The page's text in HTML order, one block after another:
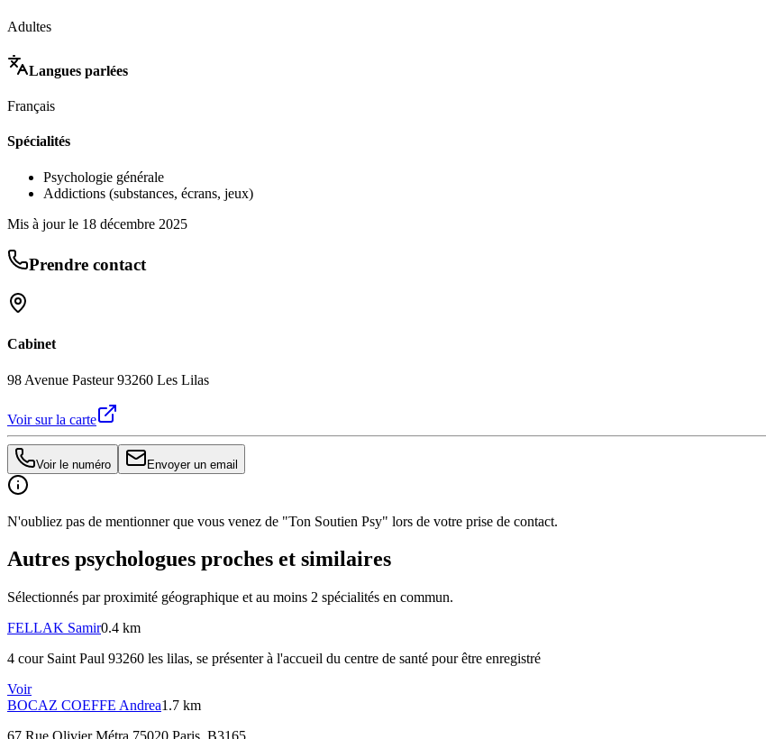
Adultes
Langues parlées
Français
Spécialités
Psychologie générale
Addictions (substances, écrans, jeux)
Mis à jour le 18 décembre 2025
Prendre contact
Cabinet
98 Avenue Pasteur 93260 Les Lilas
Voir sur la carte
Voir le numéro Envoyer un email
N'oubliez pas de mentionner que vous venez de "Ton Soutien Psy" lors de votre prise de contact.
Autres psychologues proches et similaires
Sélectionnés par proximité géographique et au moins 2 spécialités en commun.
FELLAK Samir0.4 km
4 cour Saint Paul 93260 les lilas, se présenter à l'accueil du centre de santé pour être enregistré
Voir
BOCAZ COEFFE Andrea1.7 km